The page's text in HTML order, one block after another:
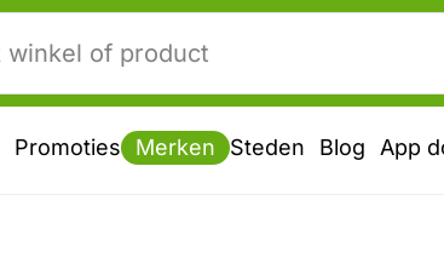
Promoties Merken Steden Blog App